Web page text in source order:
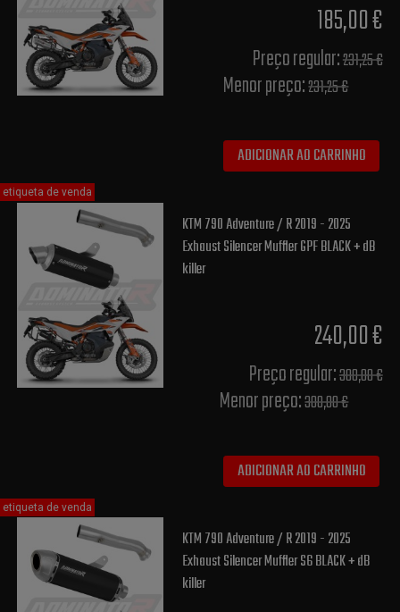
185,00 €
Preço regular:231,25 €
Menor preço:231,25 €
ADICIONAR AO CARRINHO
KTM 790 Adventure / R 2019 - 2025
Exhaust Silencer Muffler GPF BLACK + dB
killer
240,00 €
Preço regular:300,00 €
Menor preço:300,00 €
ADICIONAR AO CARRINHO
etiqueta de venda
KTM 790 Adventure / R 2019 - 2025
Exhaust Silencer Muffler S6 BLACK + dB
killer
etiqueta de venda